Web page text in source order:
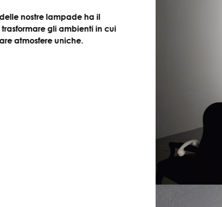
lampade ha il
gli ambienti in cui
uniche.